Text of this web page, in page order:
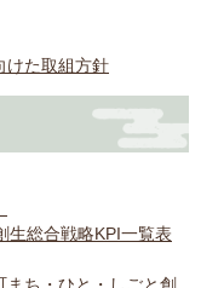
けた取組方針
総合戦略KPI一覧表